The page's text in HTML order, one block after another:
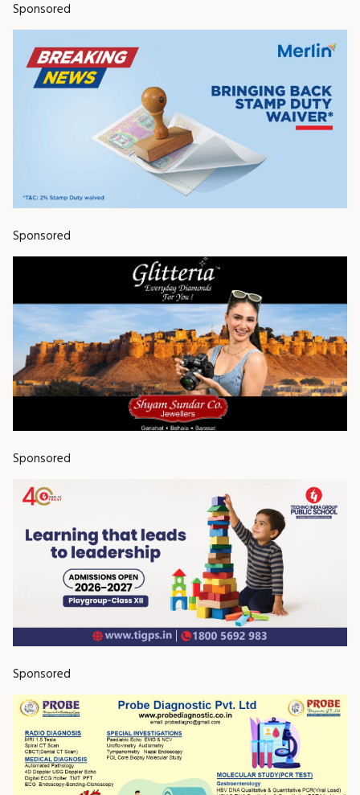
Sponsored
Sponsored
Sponsored
Sponsored